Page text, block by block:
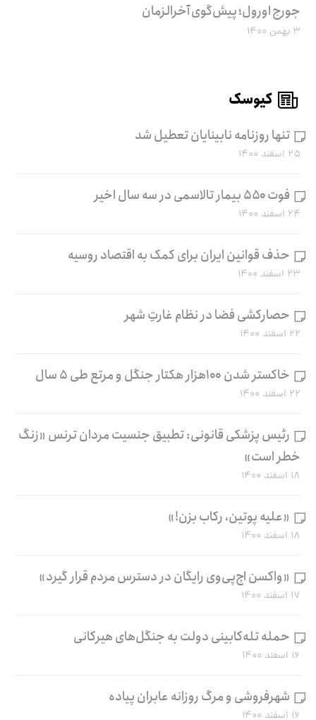
جورج اورول؛ پیش‌گوی آخرالزمان
۳ بهمن ۱۴۰۰
کیوسک
تنها روزنامه نابینایان تعطیل شد
۲۵ اسفند ۱۴۰۰
فوت ۵۵۰ بیمار تالاسمی در سه سال اخیر
۲۴ اسفند ۱۴۰۰
حذف قوانین ایران برای کمک به اقتصاد روسیه
۲۳ اسفند ۱۴۰۰
حصارکشی فضا در نظام غارتِ شهر
۲۲ اسفند ۱۴۰۰
خاکستر شدن ۱۰۰هزار هکتار جنگل و مرتع طی ۵ سال
۲۲ اسفند ۱۴۰۰
رئیس پزشکی قانونی: تطبیق جنسیت مردان ترنس «زنگ
خطر است»
۱۸ اسفند ۱۴۰۰
«علیه پوتین، رکاب بزن!»
۱۸ اسفند ۱۴۰۰
«واکسن اچ‌پی‌وی رایگان در دسترس مردم قرار گیرد»
۱۷ اسفند ۱۴۰۰
حمله تله‌کابینی دولت به جنگل‌های هیرکانی
۱۶ اسفند ۱۴۰۰
شهرفروشی و مرگ روزانه عابران پیاده
۱۶ اسفند ۱۴۰۰